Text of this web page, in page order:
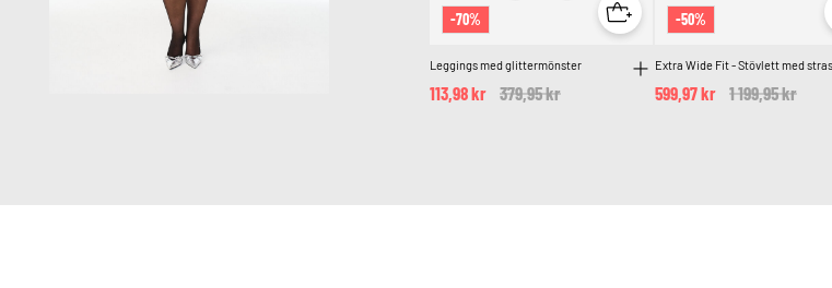
-70%
Leggings med glittermönster
Price reduced from
379,95 krto
113,98 kr
-50%
Extra Wide Fit - Stövlett med
Price reduced
1 199,95 kr
599,97 kr